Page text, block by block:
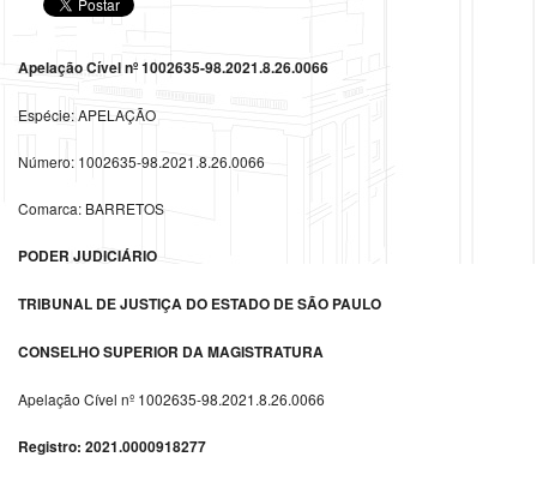
Apelação Cível nº 1002635-98.2021.8.26.0066
Espécie: APELAÇÃO
Número: 1002635-98.2021.8.26.0066
Comarca: BARRETOS
PODER JUDICIÁRIO
TRIBUNAL DE JUSTIÇA DO ESTADO DE SÃO PAULO
CONSELHO SUPERIOR DA MAGISTRATURA
Apelação Cível nº 1002635-98.2021.8.26.0066
Registro: 2021.0000918277